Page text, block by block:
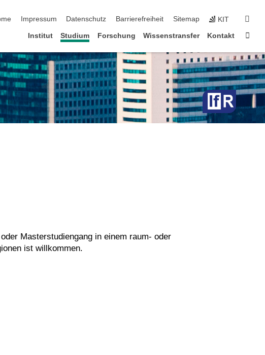
Impressum Datenschutz Barrierefreiheit Sitemap KIT
Institut Studium Forschung Wissenstransfer Kontakt
Masterstudiengang in einem raum- oder
ist willkommen.